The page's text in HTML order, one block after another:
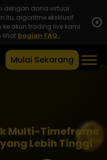
dengan dana virtual
itu, algoritme eksklusif
akun trading live kami.
lihat bagian FAQ.
x
Mulai Sekarang
Multi-Timeframe
Lebih Tinggi